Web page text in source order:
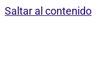
Saltar al contenido